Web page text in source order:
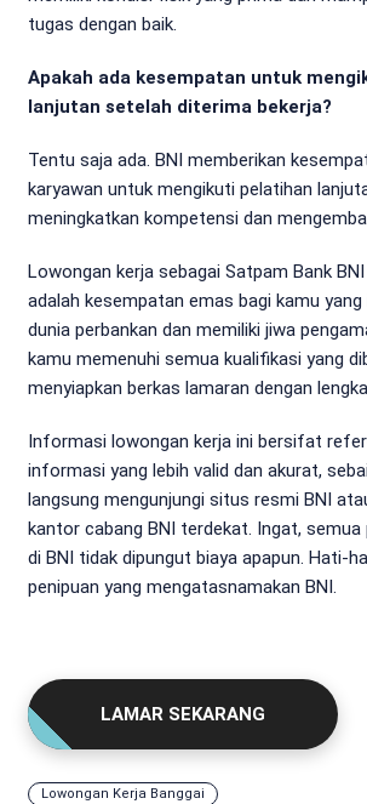
tugas dengan baik.
Apakah ada kesempatan untuk
lanjutan setelah diterima bekerja?
Tentu saja ada. BNI memberikan
karyawan untuk mengikuti pelatihan
meningkatkan kompetensi dan
Lowongan kerja sebagai Satpam Bank
adalah kesempatan emas bagi kamu yang
dunia perbankan dan memiliki jiwa
kamu memenuhi semua kualifikasi yang
menyiapkan berkas lamaran dengan
Informasi lowongan kerja ini bersifat
informasi yang lebih valid dan akurat,
langsung mengunjungi situs resmi BNI
kantor cabang BNI terdekat. Ingat,
di BNI tidak dipungut biaya apapun. Hati-
penipuan yang mengatasnamakan BNI.
LAMAR SEKARANG
Lowongan Kerja Banggai